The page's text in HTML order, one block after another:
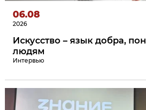
Чеченская
Ставропольский
край
аналитика,
интервью,
комментарии.
регионы
06.08
2026
Искусство – язык добра,
людям
Интервью